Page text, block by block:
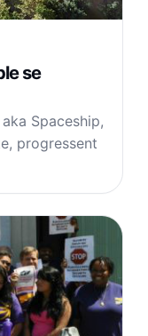
se
Spaceship,
progressent